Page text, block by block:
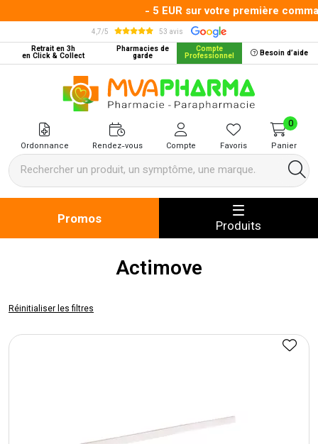
- 5 EUR sur votre première
4,7/5
53 avis
Retrait en 3h
en Click & Collect
Pharmacies de
garde
Compte
Professionnel Besoin d’aide
MVA Pharma Votre pharmacie
Ordonnance Rendez-vous Compte Favoris Panier
0
Promos Produits
Actimove
Réinitialiser les filtres